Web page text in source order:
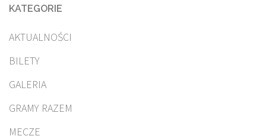
KATEGORIE
AKTUALNOŚCI
BILETY
GALERIA
GRAMY RAZEM
MECZE